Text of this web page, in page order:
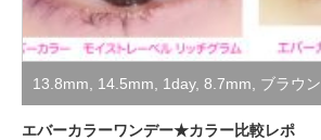
13.8mm 14.5mm 1day, 8.7mm ブラウン
着レポ
エバーカラーワンデー★カラー比較レポ